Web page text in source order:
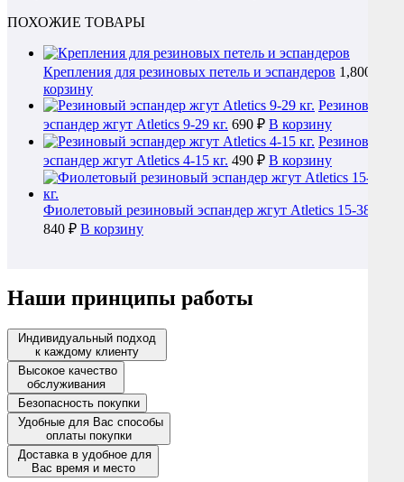
ПОХОЖИЕ ТОВАРЫ
Крепления для резиновых петель и эспандеров 1,800 ₽
корзину
Резиновый
эспандер жгут Atletics 9-29 кг. 690 ₽ В корзину
Резиновый
эспандер жгут Atletics 4-15 кг. 490 ₽ В корзину
Фиолетовый резиновый эспандер жгут Atletics 15-38 кг.
840 ₽ В корзину
Наши принципы работы
Индивидуальный подход
к каждому клиенту
Высокое качество
обслуживания
Безопасность покупки
Удобные для Вас способы
оплаты покупки
Доставка в удобное для
Вас время и место